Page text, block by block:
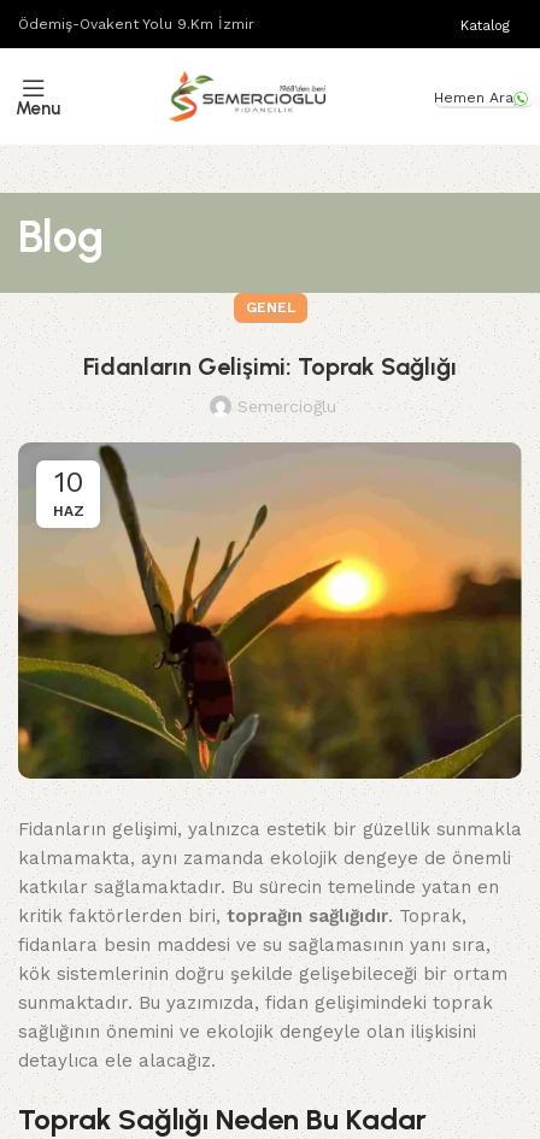
Ödemiş-Ovakent Yolu 9.Km İzmir Katalog
Menu Hemen Ara
Blog
GENEL
Fidanların Gelişimi: Toprak Sağlığı
Semercioğlu
10
HAZ
Fidanların gelişimi, yalnızca estetik bir güzellik sunmakla
kalmamakta, aynı zamanda ekolojik dengeye de önemli
katkılar sağlamaktadır. Bu sürecin temelinde yatan en
kritik faktörlerden biri, toprağın sağlığıdır. Toprak,
fidanlara besin maddesi ve su sağlamasının yanı sıra,
kök sistemlerinin doğru şekilde gelişebileceği bir ortam
sunmaktadır. Bu yazımızda, fidan gelişimindeki toprak
sağlığının önemini ve ekolojik dengeyle olan ilişkisini
detaylıca ele alacağız.
Toprak Sağlığı Neden Bu Kadar